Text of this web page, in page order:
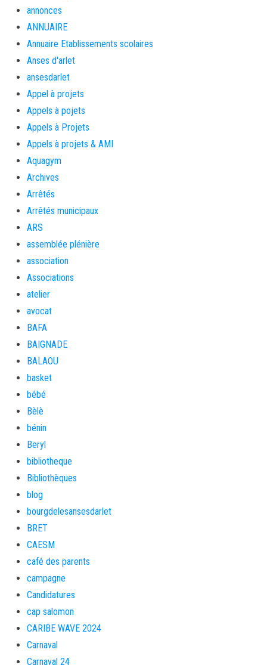
annonces
ANNUAIRE
Annuaire Etablissements scolaires
Anses d'arlet
ansesdarlet
Appel à projets
Appels à pojets
Appels à Projets
Appels à projets & AMI
Aquagym
Archives
Arrêtés
Arrêtés municipaux
ARS
assemblée plénière
association
Associations
atelier
avocat
BAFA
BAIGNADE
BALAOU
basket
bébé
Bèlè
bénin
Beryl
bibliotheque
Bibliothèques
blog
bourgdelesansesdarlet
BRET
CAESM
café des parents
campagne
Candidatures
cap salomon
CARIBE WAVE 2024
Carnaval
Carnaval 24